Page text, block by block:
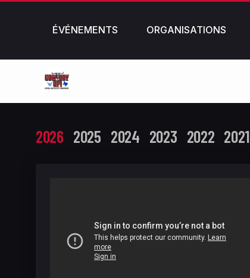
ÉVÉNEMENTS ORGANISATIONS
2026 2025 2024 2023 2022 2021